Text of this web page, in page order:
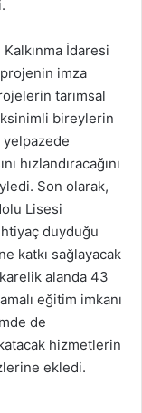
İdaresi
imza
tarımsal
bireylerin
yelpazede
hızlandıracağını
Son olarak,
Lisesi
duyduğu
katkı sağlayacak
alanda 43
eğitim imkanı
de
hizmetlerin
ekledi.